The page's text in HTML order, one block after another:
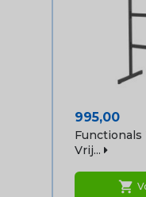
Prijs
995,00
Functionals
Vrij...
shopping_cart